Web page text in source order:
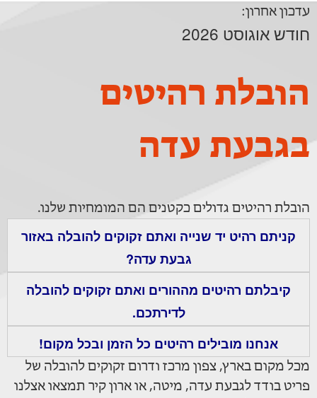
עדכון אחרון:
חודש אוגוסט 2026
הובלת רהיטים
בגבעת עדה
הובלת רהיטים גדולים כקטנים הם המומחיות שלנו.
קניתם רהיט יד שנייה ואתם זקוקים להובלה באזור
גבעת עדה?
קיבלתם רהיטים מההורים ואתם זקוקים להובלה
לדירתכם.
אנחנו מובילים רהיטים כל הזמן ובכל מקום!
מכל מקום בארץ, צפון מרכז ודרום זקוקים להובלה של
פריט בודד לגבעת עדה, מיטה, או ארון קיר תמצאו אצלנו